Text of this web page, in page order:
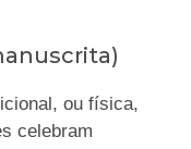
ou física,
celebram